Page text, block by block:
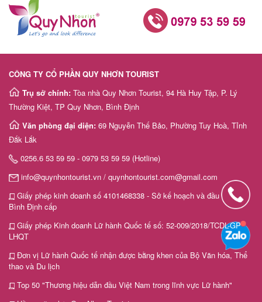
CÔNG TY CỔ PHẦN QUY NHƠN TOURIST
Trụ sở chính: Tòa nhà Quy Nhơn Tourist, 94 Hà Huy Tập, P. Lý
Thường Kiệt, TP Quy Nhơn, Bình Định
Văn phòng đại diện: 69 Nguyễn Thế Bảo, Phường Tuy Hoà, Tỉnh
Đắk Lắk
0256.6 53 59 59 - 0979 53 59 59 (Hotline)
info@quynhontourist.vn / quynhontourist.com@gmail.com
Giấy phép kinh doanh số 4101468338 - Sở kế hoạch và đầu tư tỉnh
Bình Định cấp
Giấy phép Kinh doanh Lữ hành Quốc tế số: 52-009/2018/TCDL-GP
LHQT
Đơn vị Lữ hành Quốc tế nhận được bằng khen của Bộ Văn hóa, Thể
thao và Du lịch
Top 50 "Thương hiệu dẫn đầu Việt Nam trong lĩnh vực Lữ hành"